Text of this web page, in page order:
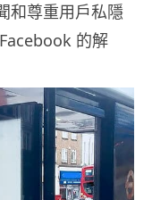
和尊重用戶私隱
的解